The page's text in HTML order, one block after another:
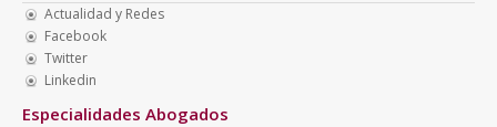
Actualidad y Redes
Facebook
Twitter
Linkedin
Especialidades Abogados